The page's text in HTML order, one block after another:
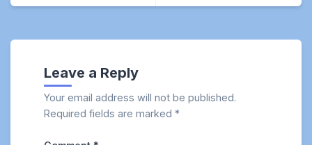
Leave a Reply
Your email address will not be published.
Required fields are marked *